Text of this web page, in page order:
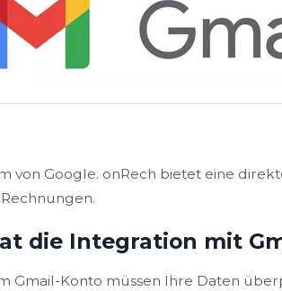
von Google. onRech bietet eine
die Integration mit
Gmail-Konto müssen Ihre Daten